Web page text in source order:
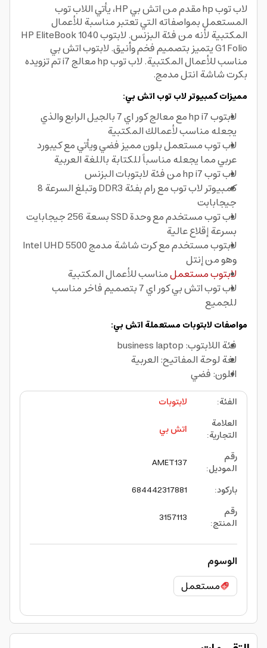
لاب توب hp مقدم من اتش بي HP، يأتي اللاب توب
المستعمل بمواصفاته التي تعتبر مناسبة للأعمال
المكتبية لأنه من فئة البزنس. لابتوب HP EliteBook 1040
G1 Folio يتميز بتصميم فخم وأنيق. لابتوب اتش بي
مناسب للأعمال المكتبية. لاب توب hp معالج i7 تم تزويده
بكرت شاشة انتل مدمج.
مميزات كمبيوتر لاب توب اتش بي:
لابتوب hp i7 مع معالج كور اي 7 بالجيل الرابع والذي
يجعله مناسب لأعمالك المكتبية
لاب توب مستعمل بلون مميز فضي ويأتي مع كيبورد
عربي مما يجعله مناسباً للكتابة باللغة العربية
لاب توب hp i7 من فئة لابتوبات البزنس
كمبيوتر لاب توب مع رام بفئة DDR3 وتبلغ السرعة 8
جيجابابت
لاب توب مستخدم مع وحدة SSD بسعة 256 جيجابايت
بسرعة إقلاع عالية
لابتوب مستخدم مع كرت شاشة مدمج Intel UHD 5500
وهو من إنتل
لابتوب مستعملمناسب للأعمال المكتبية
لاب توب اتش بي كور اي 7 بتصميم فاخر مناسب
للجميع
مواصفات لابتوبات مستعملة اتش بي:
فئة اللابتوب: business laptop
لغة لوحة المفاتيح: العربية
اللون: فضي
الفئة:
لابتوبات
العلامة
التجارية:
اتش بي
رقم
الموديل:
AMET137
باركود:
684442317881
رقم
المنتج:
3157113
الوسوم
مستعمل